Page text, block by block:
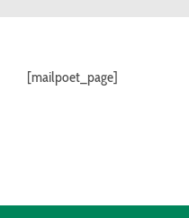
[mailpoet_page]